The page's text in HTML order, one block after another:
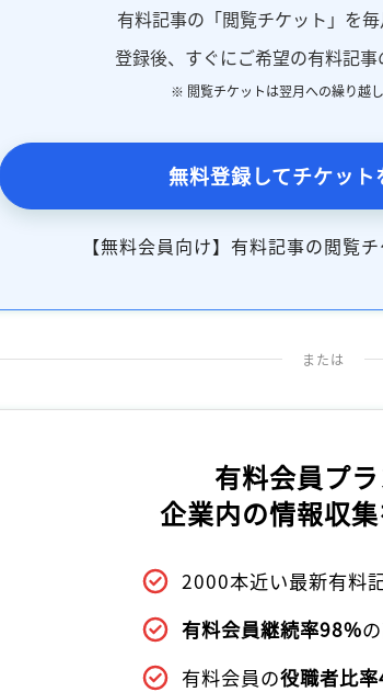
有料記事の「閲覧チケット」を毎
登録後、すぐにご希望の有料記事
※ 閲覧チケットは翌月への繰り越し
無料登録してチケット
【無料会員向け】有料記事の閲覧
または
有料会員プ
企業内の情報収
2000本近い最新有料
有料会員継続率98%
有料会員の役職者比